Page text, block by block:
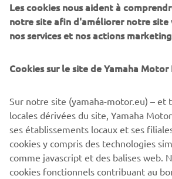
2000 Z200N
The information and/or imagery on
never be used for commercial or non-
purposes without the explicit written
Motor Europe N.V. and/or Yamaha
Always ride in a safe manner and obey
Les cookies nous aident à
notre site afin d'améliorer notre site
nos services et nos actions
Cookies sur le site de Yamaha Motor
Sur notre site (yamaha-motor.eu) – et
locales dérivées du site, Yamaha
ses établissements locaux et ses
cookies y compris des technologies
comme javascript et des balises web.
cookies fonctionnels contribuant au